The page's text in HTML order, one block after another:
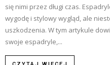
się nimi przez długi czas.
wygodę i stylowy wygląd, ale
uszkodzenia. W tym artykule
swoje espadryle,...